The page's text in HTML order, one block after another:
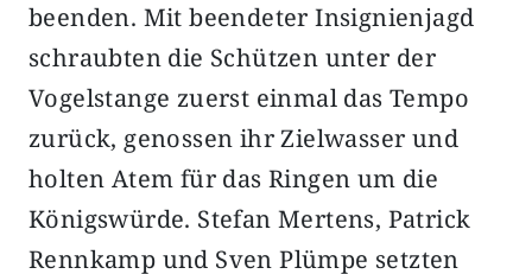
beenden. Mit beendeter Insignienjagd
schraubten die Schützen unter der
Vogelstange zuerst einmal das Tempo
zurück, genossen ihr Zielwasser und
holten Atem für das Ringen um die
Königswürde. Stefan Mertens, Patrick
Rennkamp und Sven Plümpe setzten